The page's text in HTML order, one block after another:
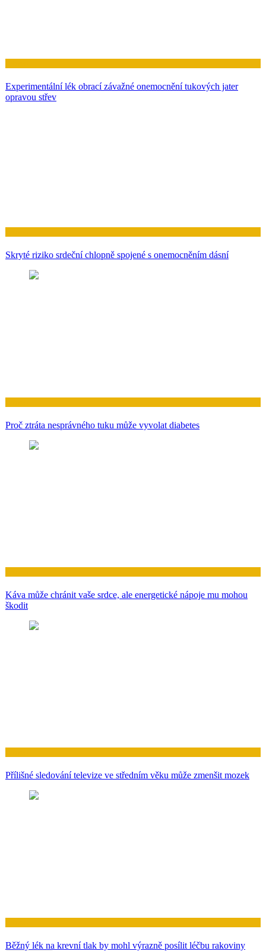
Experimentální lék obrací závažné onemocnění tukových jater
opravou střev
Skryté riziko srdeční chlopně spojené s onemocněním dásní
Proč ztráta nesprávného tuku může vyvolat diabetes
Káva může chránit vaše srdce, ale energetické nápoje mu mohou
škodit
Přílišné sledování televize ve středním věku může zmenšit mozek
Běžný lék na krevní tlak by mohl výrazně posílit léčbu rakoviny